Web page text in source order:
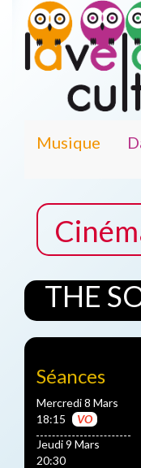
Musique
THE
Séances
Mercredi 8 Mars
18:15
VO
Jeudi 9 Mars
20:30